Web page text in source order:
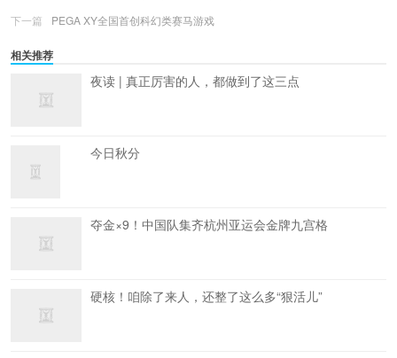
下一篇
PEGA XY全国首创科幻类赛马游戏
相关推荐
夜读 | 真正厉害的人，都做到了这三点
今日秋分
夺金×9！中国队集齐杭州亚运会金牌九宫格
硬核！咱除了来人，还整了这么多“狠活儿”